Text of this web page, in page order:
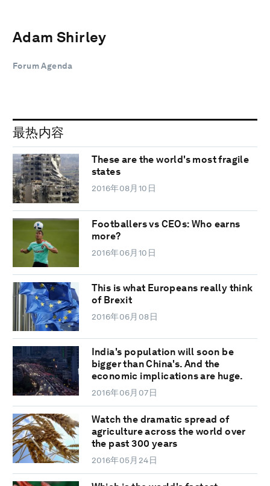
Adam Shirley
Forum Agenda
最热内容
These are the world's most fragile
states
2016年08月10日
Footballers vs CEOs: Who earns
more?
2016年06月10日
This is what Europeans really think
of Brexit
2016年06月08日
India's population will soon be
bigger than China's. And the
economic implications are huge.
2016年06月07日
Watch the dramatic spread of
agriculture across the world over
the past 300 years
2016年05月24日